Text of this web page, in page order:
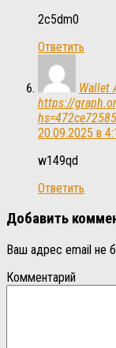
2c5dm0
Ответить
Wallet
https://
20.09.2025 в
w149qd
Ответить
Добавить
Ваш адрес email не
Комментарий